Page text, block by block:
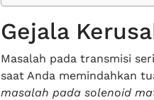
Gejala
Masalah pada transmisi
saat Anda memindahkan
masalah pada solenoid